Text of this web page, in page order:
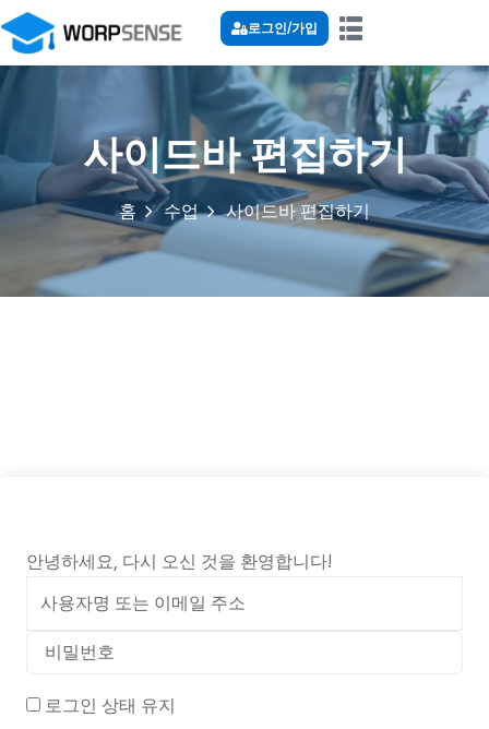
로그인/가입
사이드바 편집하기
홈 수업 사이드바 편집하기
안녕하세요, 다시 오신 것을 환영합니다!
로그인 상태 유지